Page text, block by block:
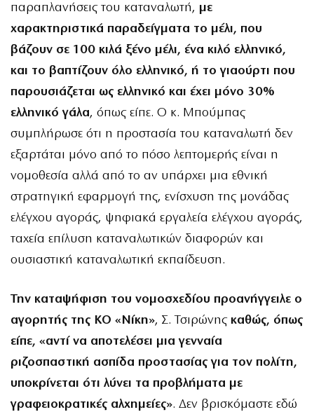
παραπλανήσεις του καταναλωτή, με
χαρακτηριστικά παραδείγματα το μέλι, που
βάζουν σε 100 κιλά ξένο μέλι, ένα κιλό ελληνικό,
και το βαπτίζουν όλο ελληνικό, ή το γιαούρτι που
παρουσιάζεται ως ελληνικό και έχει μόνο 30%
ελληνικό γάλα, όπως είπε. Ο κ. Μπούμπας
συμπλήρωσε ότι η προστασία του καταναλωτή δεν
εξαρτάται μόνο από το πόσο λεπτομερής είναι η
νομοθεσία αλλά από το αν υπάρχει μια εθνική
στρατηγική εφαρμογή της, ενίσχυση της μονάδας
ελέγχου αγοράς, ψηφιακά εργαλεία ελέγχου αγοράς,
ταχεία επίλυση καταναλωτικών διαφορών και
ουσιαστική καταναλωτική εκπαίδευση.
Την καταψήφιση του νομοσχεδίου προανήγγειλε ο
αγορητής της ΚΟ «Νίκη», Σ. Τσιρώνης καθώς, όπως
είπε, «αντί να αποτελέσει μια γενναία
ριζοσπαστική ασπίδα προστασίας για τον πολίτη,
υποκρίνεται ότι λύνει τα προβλήματα με
γραφειοκρατικές αλχημείες». Δεν βρισκόμαστε εδώ